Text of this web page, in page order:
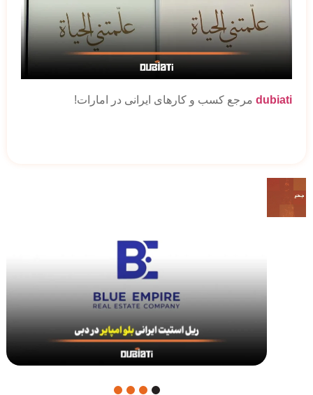
dubiati مرجع کسب و کارهای ایرانی در امارات!